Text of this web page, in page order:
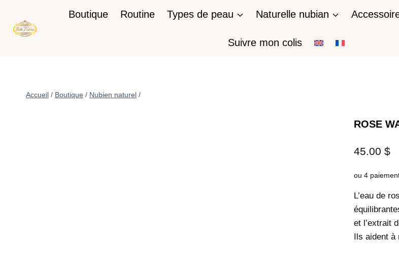
Boutique Routine Types de peau Naturelle nubian
Suivre mon colis
Accueil / Boutique / Nubien naturel /
ROSE
45.00 $
ou 4
L’eau de
et l’extrait
Ils aident à